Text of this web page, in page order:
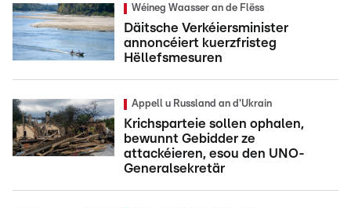
Wéineg Waasser an de Flëss
Däitsche Verkéiersminister
annoncéiert kuerzfristeg
Hëllefsmesuren
Appell u Russland an d'Ukrain
Krichsparteie sollen ophalen,
bewunnt Gebidder ze
attackéieren, esou den UNO-
Generalsekretär